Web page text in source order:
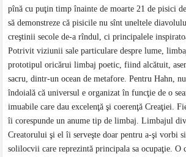
pînă cu puţin timp înainte de moarte 21 de pisici
să demonstreze că pisicile nu sînt uneltele
creştinii secole de-a rîndul, ci principalele
Potrivit viziunii sale particulare despre lume,
prototipul oricărui limbaj poetic, fiind alcătuit,
sacru, dintr-un ocean de metafore. Pentru Hahn,
îndoială că universul e organizat în funcţie de o
imuabile care dau excelenţă şi coerenţă Creaţiei.
îi corespunde un anume tip de limbaj. Limbajul
Creatorului şi el îi serveşte doar pentru a-şi vorbi
solilocvii care reprezintă principala sa ocupaţie. O